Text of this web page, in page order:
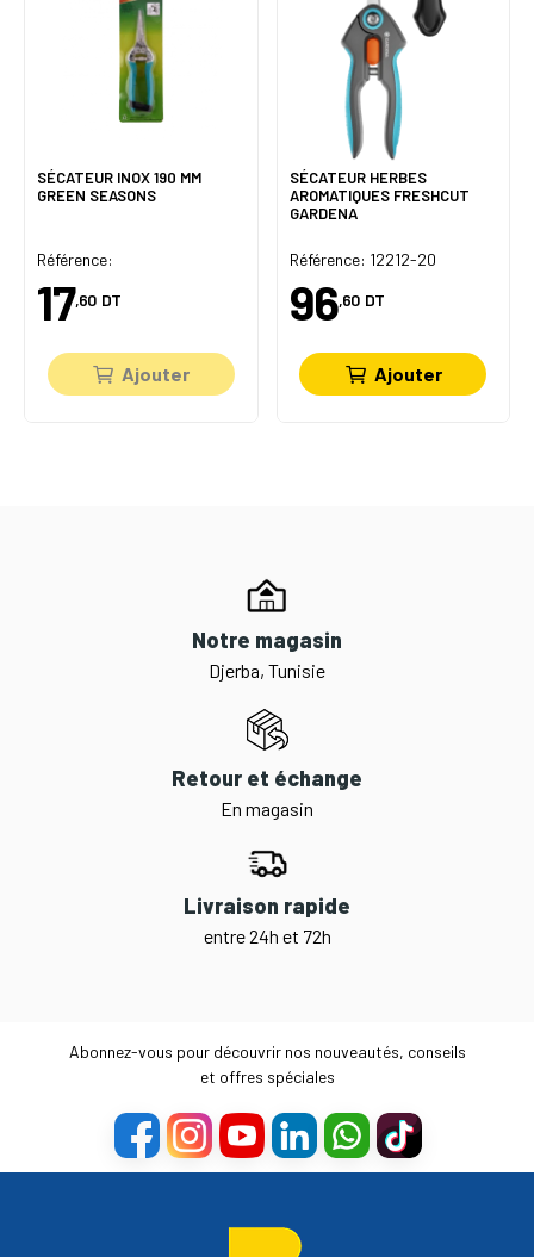
SÉCATEUR INOX 190 MM
GREEN SEASONS
Référence:
17,60 DT
Ajouter
SÉCATEUR HERBES
AROMATIQUES FRESHCUT
GARDENA
Référence: 12212-20
96,60 DT
Ajouter
Notre magasin
Djerba, Tunisie
Retour et échange
En magasin
Livraison rapide
entre 24h et 72h
Abonnez-vous pour découvrir nos nouveautés, conseils
et offres spéciales